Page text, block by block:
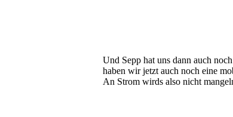
Und Sepp hat uns dann auch
haben wir jetzt auch noch eine
An Strom wirds also nicht